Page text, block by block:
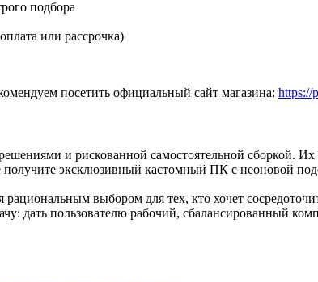
подбора
или рассрочка)
посетить официальный сайт магазина: https://
и рискованной самостоятельной сборкой. Их
эксклюзивный кастомный ПК с неоновой
выбором для тех, кто хочет
дать пользователю рабочий, сбалансированный